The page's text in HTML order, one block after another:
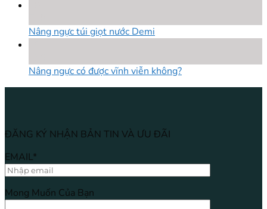
Nâng ngực túi giọt nước Demi
Nâng ngực có được vĩnh viễn không?
ĐĂNG KÝ NHẬN BẢN TIN VÀ ƯU ĐÃI
EMAIL*
Mong Muốn Của Bạn